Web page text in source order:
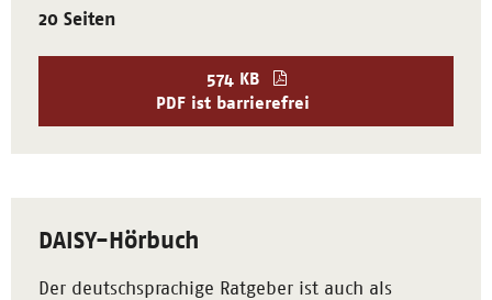
20 Seiten
574 KB
PDF ist barrierefrei
DAISY-Hörbuch
Der deutschsprachige Ratgeber ist auch als